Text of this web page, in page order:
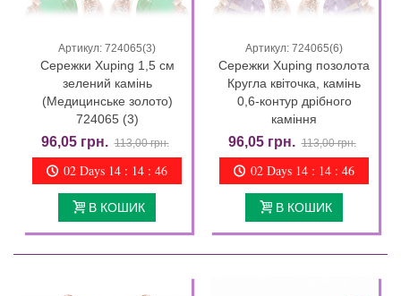
Артикул: 724065(3)
Сережки Xuping 1,5 см
зелений камінь
(Медицинське золото)
724065 (3)
96,05 грн. 113,00 грн.
02 Days 14 : 14 : 44
В КОШИК
Артикул: 724065(6)
Сережки Xuping позолота
Кругла квіточка, камінь
0,6-контур дрібного
каміння
96,05 грн. 113,00 грн.
02 Days 14 : 14 : 44
В КОШИК